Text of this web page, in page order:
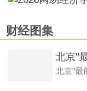
财经图集
北京"
北京"最